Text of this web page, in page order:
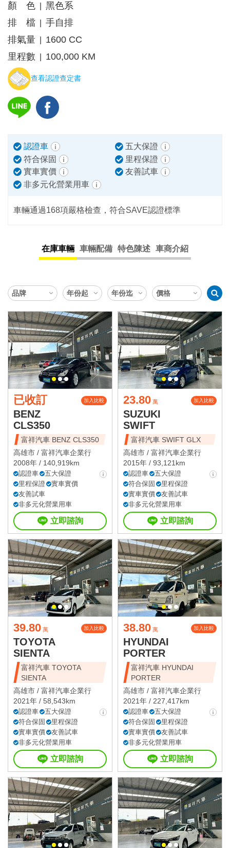
顏 色
黑色系
排 檔
手自排
排氣量
1600 CC
里程數
100,000 KM
查看認證查定書
認證車
五大保證
符合保固
里程保證
實車實價
友善試車
非多元化營業用車
車輛通過168項嚴格檢查，符合SAVE認證標準
在庫車輛 車輛配備 特色陳述 車商介紹
已收訂 加入比較
BENZ
CLS350
富祥汽車 BENZ CLS350
高雄市 / 富祥汽車企業行
2008年 / 140,919km
認證車
五大保證
里程保證
實車實價
友善試車
非多元化營業用車
立即諮詢
23.80 萬 加入比較
SUZUKI
SWIFT
富祥汽車 SWIFT GLX
高雄市 / 富祥汽車企業行
2015年 / 93,121km
認證車
五大保證
符合保固
里程保證
實車實價
友善試車
非多元化營業用車
立即諮詢
39.80 萬 加入比較
TOYOTA
SIENTA
富祥汽車 TOYOTA
SIENTA
高雄市 / 富祥汽車企業行
2021年 / 58,543km
認證車
五大保證
符合保固
里程保證
實車實價
友善試車
非多元化營業用車
立即諮詢
38.80 萬 加入比較
HYUNDAI
PORTER
富祥汽車 HYUNDAI
PORTER
高雄市 / 富祥汽車企業行
2021年 / 227,417km
認證車
五大保證
符合保固
里程保證
實車實價
友善試車
非多元化營業用車
立即諮詢